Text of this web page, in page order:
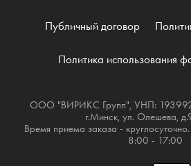
Публичный договор
Политика использования
ООО "ВИРИКС Групп", УНП:
г.Минск, ул. Олешева,
Время приема заказа -
8:00 - 17:00